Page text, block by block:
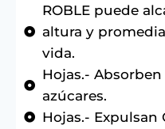
ROBLE puede
altura y
vida.
Hojas.-
azúcares.
Hojas.- Expulsan